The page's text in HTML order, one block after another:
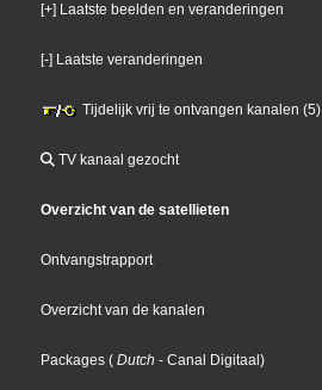
[+] Laatste beelden en veranderingen
[-] Laatste veranderingen
Tijdelijk vrij te ontvangen kanalen (5)
TV kanaal gezocht
Overzicht van de satellieten
Ontvangstrapport
Overzicht van de kanalen
Packages ( Dutch - Canal Digitaal)